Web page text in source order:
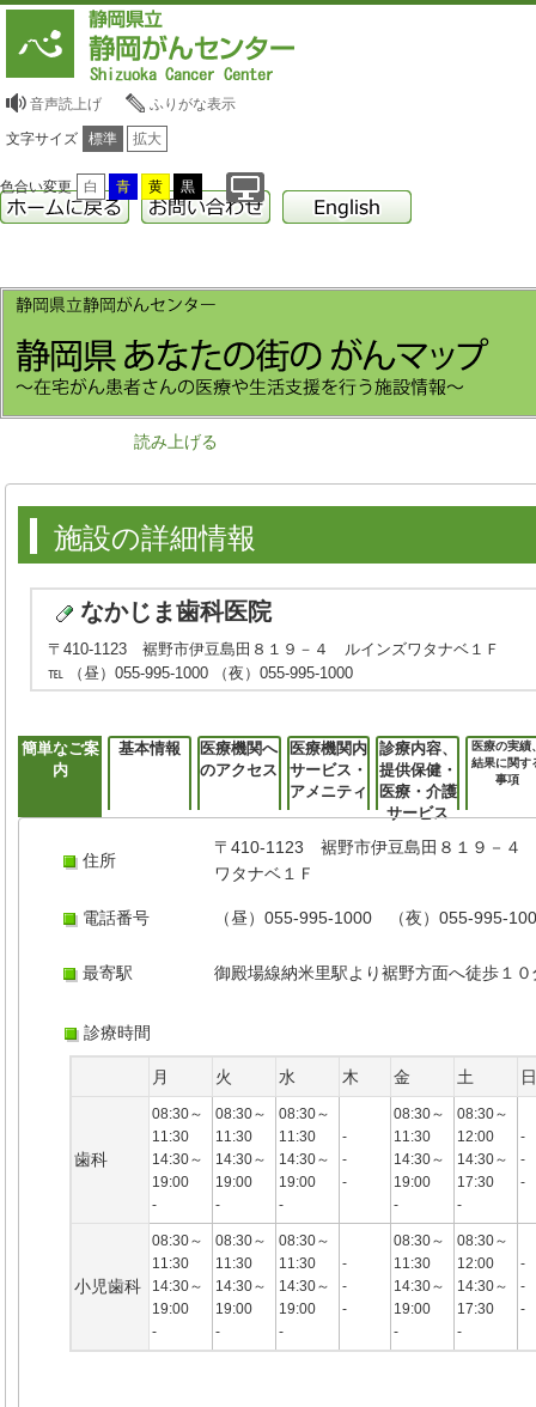
音声読上げ ふりがな表示
文字サイズ 標準 拡大
色合い変更 白 青 黄 黒
読み上げる
施設の詳細情報
なかじま歯科医院
〒410-1123 裾野市伊豆島田８１９－４ ルインズワタナベ１Ｆ
℡ （昼）055-995-1000 （夜）055-995-1000
簡単なご案
内
基本情報
医療機関へ
のアクセス
医療機関内
サービス・
アメニティ
診療内容、
提供保健・
医療・介護
サービス
医療の実績
結果に関す
事項
住所
〒410-1123 裾野市伊豆島田８１９－４
ワタナベ１Ｆ
電話番号 （昼）055-995-1000 （夜）055-995-
最寄駅 御殿場線納米里駅より裾野方面へ徒歩１
診療時間
月 火 水 木 金 土
歯科
08:30～
11:30
14:30～
19:00
-
08:30～
11:30
14:30～
19:00
-
08:30～
11:30
14:30～
19:00
-
-
-
-
08:30～
11:30
14:30～
19:00
-
08:30～
12:00
14:30～
17:30
-
-
-
-
小児歯科
08:30～
11:30
14:30～
19:00
-
08:30～
11:30
14:30～
19:00
-
08:30～
11:30
14:30～
19:00
-
-
-
-
08:30～
11:30
14:30～
19:00
-
08:30～
12:00
14:30～
17:30
-
-
-
-